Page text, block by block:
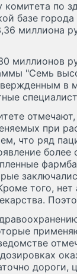
комитета по
базе
миллиона
миллионов
"Семь
в
отмечают,
при
что ряд
того,
дороги,